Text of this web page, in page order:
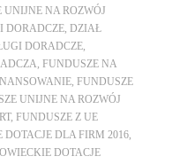
UNIJNE NA ROZWÓJ
DORADCZE,DZIAŁ
DORADCZE,
, FUNDUSZE NA
, FUNDUSZE
UNIJNE NA ROZWÓJ
, FUNDUSZE Z UE
DOTACJE DLA FIRM 2016,
DOTACJE